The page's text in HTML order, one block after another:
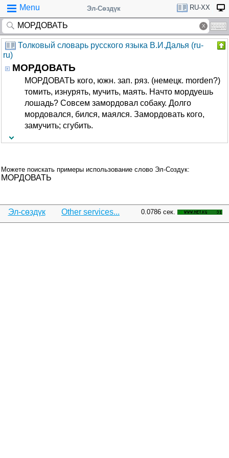
Menu Эл-Сөздүк RU-XX
Толковый словарь русского языка В.И.Далья (ru-
ru)
МОРДОВАТЬ
МОРДОВАТЬ кого, южн. зап. ряз. (немецк. morden?)
томить, изнурять, мучить, маять. Начто мордуешь
лошадь? Совсем замордовал собаку. Долго
мордовался, бился, маялся. Замордовать кого,
замучить; сгубить.
Можете поискать примеры использование слово Эл-Создук:
МОРДОВАТЬ
Эл-сөздүк Other services... 0.0786 сек.